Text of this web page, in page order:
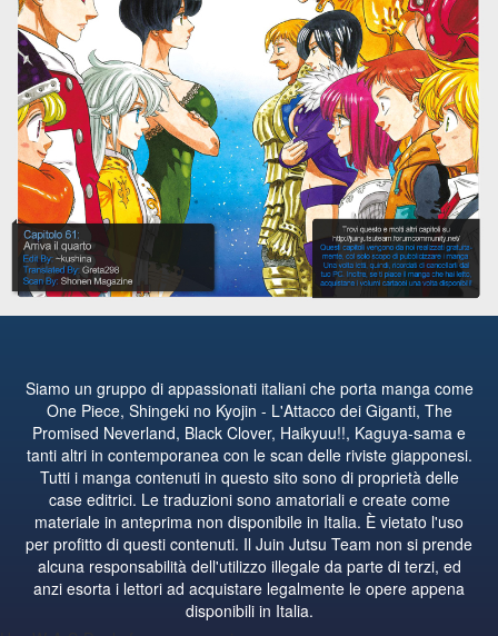
Siamo un gruppo di appassionati italiani che porta manga come
One Piece, Shingeki no Kyojin - L'Attacco dei Giganti, The
Promised Neverland, Black Clover, Haikyuu!!, Kaguya-sama e
tanti altri in contemporanea con le scan delle riviste giapponesi.
Tutti i manga contenuti in questo sito sono di proprietà delle
case editrici. Le traduzioni sono amatoriali e create come
materiale in anteprima non disponibile in Italia. È vietato l'uso
per profitto di questi contenuti. Il Juin Jutsu Team non si prende
alcuna responsabilità dell'utilizzo illegale da parte di terzi, ed
anzi esorta i lettori ad acquistare legalmente le opere appena
disponibili in Italia.